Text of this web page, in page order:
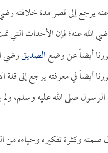
يرجع إلى قصر مدة خلافته
الله عنه؛ فإن الأحداث التي
أيضاً عن وضعالصديقرضي
أيضاً في معرفته يرجع إلى
صلى الله عليه وسلم،
وكثرة تفكيره وحياءه من